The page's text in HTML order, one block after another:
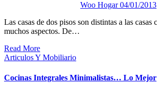
Woo Hogar04/01/2013
Las casas de dos pisos son distintas a las casas convencionales en
muchos aspectos. De…
Read More
Articulos Y Mobiliario
Cocinas Integrales Minimalistas… Lo Mejor